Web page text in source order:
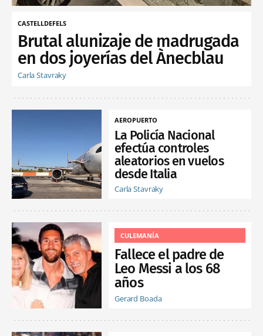
CASTELLDEFELS
Brutal alunizaje de madrugada
en dos joyerías del Ànecblau
Carla Stavraky
AEROPUERTO
La Policía Nacional
efectúa controles
aleatorios en vuelos
desde Italia
Carla Stavraky
CULEMANÍA
Fallece el padre de
Leo Messi a los 68
años
Gerard Boada